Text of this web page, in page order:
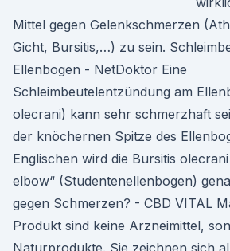
Mittel gegen Gelenkschmerzen
Gicht, Bursitis,…) zu sein.
Ellenbogen - NetDoktor Eine
Schleimbeutelentzündung am
olecrani) kann sehr schmerzhaft
der knöchernen Spitze des
Englischen wird die Bursitis olecrani
elbow“ (Studentenellenbogen)
gegen Schmerzen? - CBD VITAL
Produkt sind keine Arzneimittel,
Naturprodukte. Sie zeichnen sich